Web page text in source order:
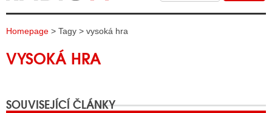
TELEVIZE
INTERNET
TISK
RADIA
Homepage > Tagy > vysoká hra
VYSOKÁ HRA
SOUVISEJÍCÍ ČLÁNKY